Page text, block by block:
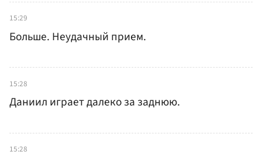
15:29
Больше. Неудачный прием.
15:28
Даниил играет далеко за заднюю.
15:28